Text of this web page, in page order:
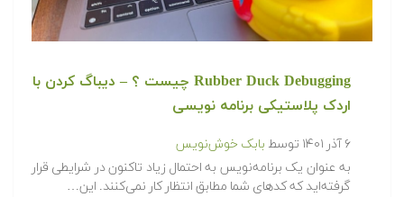
Rubber Duck Debugging چیست ؟ – دیباگ کردن با
اردک پلاستیکی برنامه نویسی
۶ آذر ۱۴۰۱ توسط بابک خوش‌نویس
به عنوان یک برنامه‌نویس به احتمال زیاد تاکنون در شرایطی قرار
گرفته‌اید که کدهای شما مطابق انتظار کار نمی‌کنند. این…